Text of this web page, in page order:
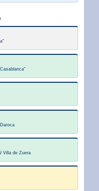
Villa de Zuera